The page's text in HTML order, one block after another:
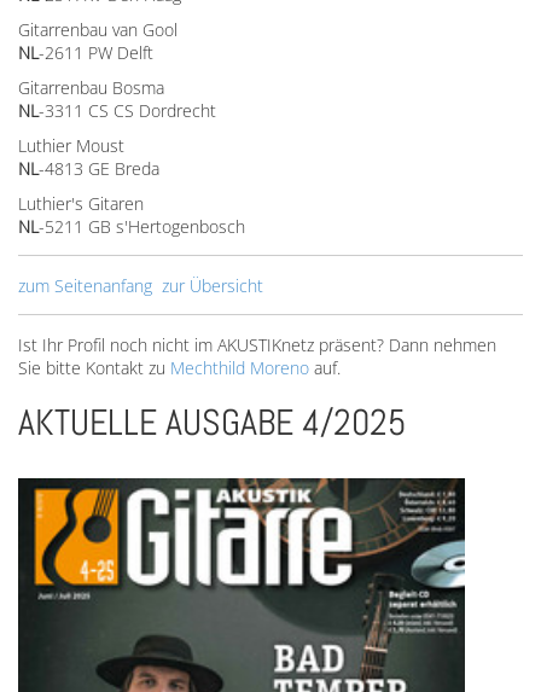
Gitarrenbau van Gool
NL-2611 PW Delft
Gitarrenbau Bosma
NL-3311 CS CS Dordrecht
Luthier Moust
NL-4813 GE Breda
Luthier's Gitaren
NL-5211 GB s'Hertogenbosch
zum Seitenanfang zur Übersicht
Ist Ihr Profil noch nicht im AKUSTIKnetz präsent? Dann nehmen
Sie bitte Kontakt zu Mechthild Moreno auf.
AKTUELLE AUSGABE 4/2025